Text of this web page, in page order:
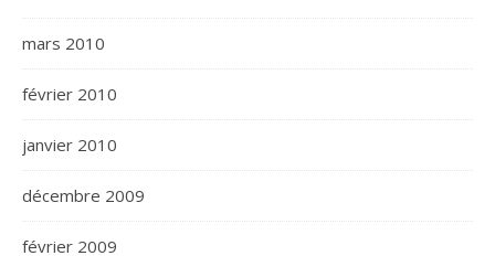
mars 2010
février 2010
janvier 2010
décembre 2009
février 2009